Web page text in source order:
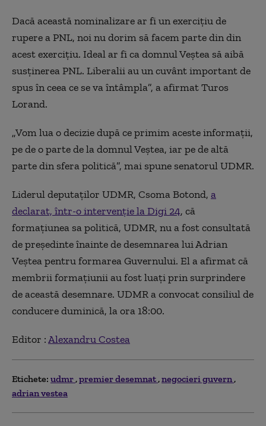
Dacă această nominalizare ar fi un exercițiu de
rupere a PNL, noi nu dorim să facem parte din din
acest exercițiu. Ideal ar fi ca domnul Veștea să aibă
susținerea PNL. Liberalii au un cuvânt important de
spus în ceea ce se va întâmpla”, a afirmat Turos
Lorand.
„Vom lua o decizie după ce primim aceste informații,
pe de o parte de la domnul Veștea, iar pe de altă
parte din sfera politică”, mai spune senatorul UDMR.
Liderul deputaților UDMR, Csoma Botond, a
declarat, într-o intervenție la Digi 24, că
formațiunea sa politică, UDMR, nu a fost consultată
de președinte înainte de desemnarea lui Adrian
Veștea pentru formarea Guvernului. El a afirmat că
membrii formațiunii au fost luați prin surprindere
de această desemnare. UDMR a convocat consiliul de
conducere duminică, la ora 18:00.
Editor :Alexandru Costea
Etichete: udmr premier desemnat negocieri guvern
adrian vestea